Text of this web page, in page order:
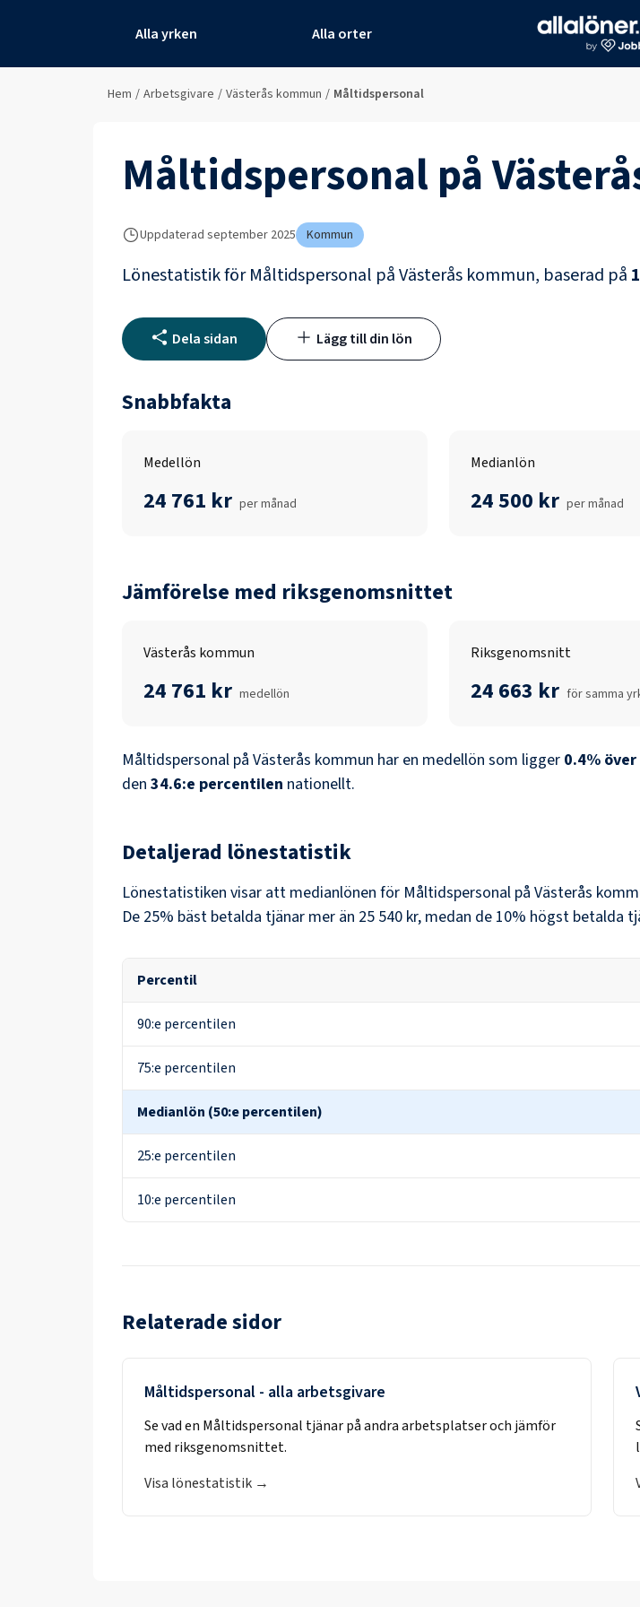
Alla yrken Alla orter
Hem / Arbetsgivare / Västerås kommun / Måltidspersonal
Måltidspersonalpå
Uppdaterad september 2025 Kommun
Lönestatistik förMåltidspersonal påVästerås kommun, baserad på
Dela sidan Lägg till din lön
Snabbfakta
Medellön
24 761 kr per månad
Medianlön
24 500 kr per månad
Jämförelse med riksgenomsnittet
Västerås kommun
24 761 kr medellön
Riksgenomsnitt
24 663 kr för samma
Måltidspersonal på Västerås kommun har en medellön som ligger 0.4% över
den 34.6:e percentilen nationellt.
Detaljerad lönestatistik
Lönestatistiken visar att medianlönen för Måltidspersonal på Västerås
De 25% bäst betalda tjänar mer än 25 540 kr, medan de 10% högst betalda
Percentil
90:e percentilen
75:e percentilen
Medianlön (50:e percentilen)
25:e percentilen
10:e percentilen
Relaterade sidor
Måltidspersonal - alla arbetsgivare
Se vad en Måltidspersonal tjänar på andra arbetsplatser och jämför
med riksgenomsnittet.
Visa lönestatistik →